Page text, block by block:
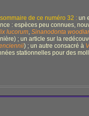
de ce numéro 32 : un
: espèces peu connues,
lucorum, Sinanodonta
; un article sur la
) ; un autre consacré à
stationnelles pour des